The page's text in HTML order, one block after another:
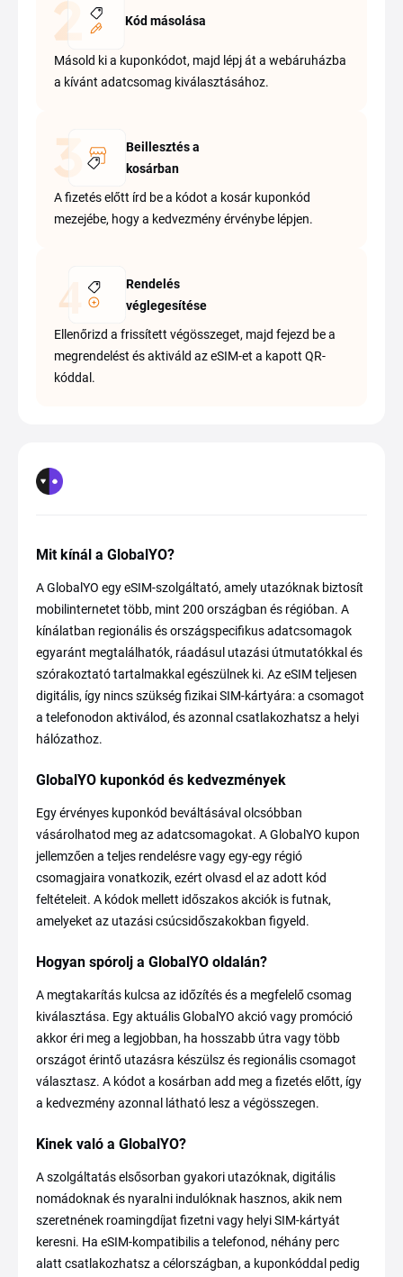
Kód másolása
Másold ki a kuponkódot, majd lépj át a webáruházba
a kívánt adatcsomag kiválasztásához.
Beillesztés a
kosárban
A fizetés előtt írd be a kódot a kosár kuponkód
mezejébe, hogy a kedvezmény érvénybe lépjen.
Rendelés
véglegesítése
Ellenőrizd a frissített végösszeget, majd fejezd be a
megrendelést és aktiváld az eSIM-et a kapott QR-
kóddal.
Mit kínál a GlobalYO?
A GlobalYO egy eSIM-szolgáltató, amely utazóknak biztosít
mobilinternetet több, mint 200 országban és régióban. A
kínálatban regionális és országspecifikus adatcsomagok
egyaránt megtalálhatók, ráadásul utazási útmutatókkal és
szórakoztató tartalmakkal egészülnek ki. Az eSIM teljesen
digitális, így nincs szükség fizikai SIM-kártyára: a csomagot
a telefonodon aktiválod, és azonnal csatlakozhatsz a helyi
hálózathoz.
GlobalYO kuponkód és kedvezmények
Egy érvényes kuponkód beváltásával olcsóbban
vásárolhatod meg az adatcsomagokat. A GlobalYO kupon
jellemzően a teljes rendelésre vagy egy-egy régió
csomagjaira vonatkozik, ezért olvasd el az adott kód
feltételeit. A kódok mellett időszakos akciók is futnak,
amelyeket az utazási csúcsidőszakokban figyeld.
Hogyan spórolj a GlobalYO oldalán?
A megtakarítás kulcsa az időzítés és a megfelelő csomag
kiválasztása. Egy aktuális GlobalYO akció vagy promóció
akkor éri meg a legjobban, ha hosszabb útra vagy több
országot érintő utazásra készülsz és regionális csomagot
választasz. A kódot a kosárban add meg a fizetés előtt, így
a kedvezmény azonnal látható lesz a végösszegen.
Kinek való a GlobalYO?
A szolgáltatás elsősorban gyakori utazóknak, digitális
nomádoknak és nyaralni indulóknak hasznos, akik nem
szeretnének roamingdíjat fizetni vagy helyi SIM-kártyát
keresni. Ha eSIM-kompatibilis a telefonod, néhány perc
alatt csatlakozhatsz a célországban, a kuponkóddal pedig